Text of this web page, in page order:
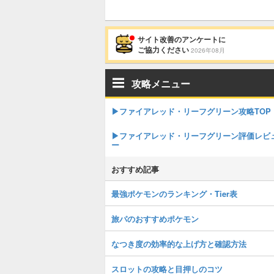
サイト改善のアンケートに
ご協力ください 2026年08月
攻略メニュー
▶︎ファイアレッド・リーフグリーン攻略TOP
▶︎ファイアレッド・リーフグリーン評価レビ
ー
おすすめ記事
最強ポケモンのランキング・Tier表
旅パのおすすめポケモン
なつき度の効率的な上げ方と確認方法
スロットの攻略と目押しのコツ